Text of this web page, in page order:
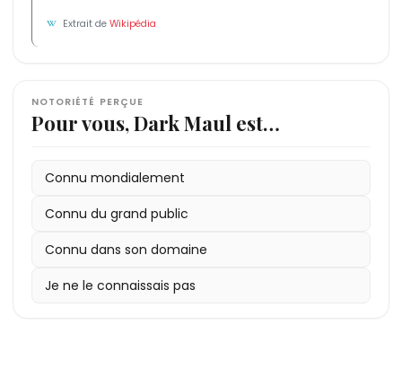
Extrait deWikipédia
NOTORIÉTÉ PERÇUE
Pour vous, Dark Maul est…
Connu mondialement
Connu du grand public
Connu dans son domaine
Je ne le connaissais pas